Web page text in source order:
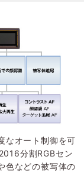
なオート制御を可
分割RGBセン
色などの被写体の